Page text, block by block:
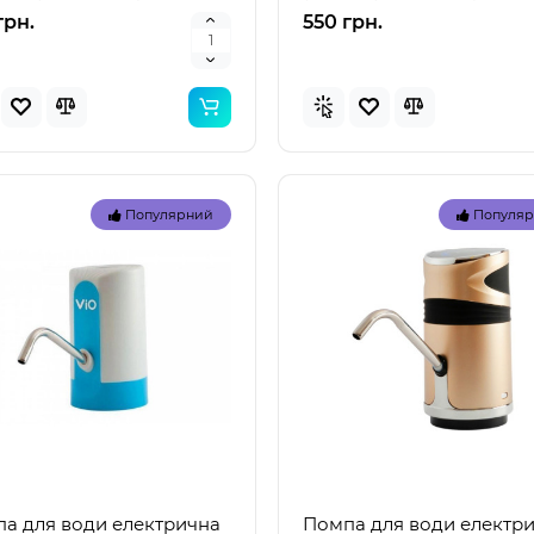
дому Помпа дл..
для вашого дому П..
550 грн.
Популярний
для води електрична
Помпа для води